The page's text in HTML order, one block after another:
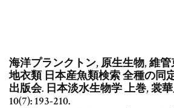
海洋プランクトン, 原生生物, 維
地衣類 日本産魚類検索 全種の同
出版会. 日本淡水生物学 上巻, 裳
10(7): 193-210.